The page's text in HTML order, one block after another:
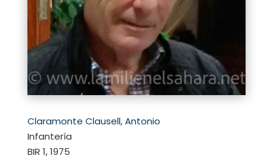
Claramonte Clausell, Antonio
Infantería
BIR 1, 1975